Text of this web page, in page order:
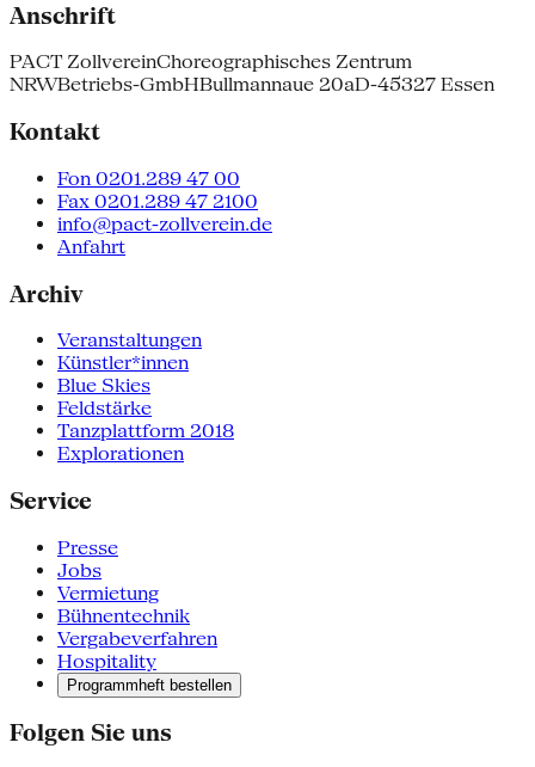
Anschrift
PACT ZollvereinChoreographisches Zentrum
NRWBetriebs-GmbHBullmannaue 20aD-45327 Essen
Kontakt
Fon 0201.289 47 00
Fax 0201.289 47 2100
info@pact-zollverein.de
Anfahrt
Archiv
Veranstaltungen
Künstler*innen
Blue Skies
Feldstärke
Tanzplattform 2018
Explorationen
Service
Presse
Jobs
Vermietung
Bühnentechnik
Vergabeverfahren
Hospitality
Programmheft bestellen
Folgen Sie uns